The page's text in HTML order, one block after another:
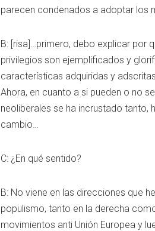
parecen condenados a adoptar los
B: [risa]…primero, debo explicar por
privilegios son ejemplificados y
características adquiridas y
Ahora, en cuanto a si pueden o no
neoliberales se ha incrustado tanto,
cambio…
C: ¿En qué sentido?
B: No viene en las direcciones que
populismo, tanto en la derecha
movimientos anti Unión Europea y